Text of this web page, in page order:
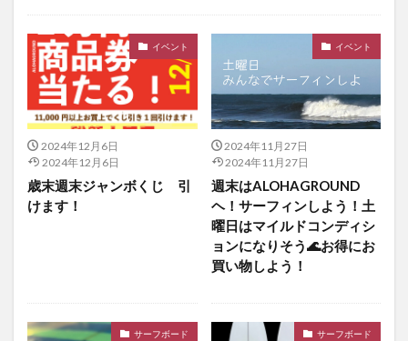
イベント
サーフィンスクール
イベント
2024年12月6日
2024年12月6日
歳末週末ジャンボくじ 引
けます！
イベント
2024年11月27日
2024年11月27日
週末はALOHAGROUND
ヘ！サーフィンしよう！土
曜日はマイルドコンディシ
ョンになりそう🌊お得にお
買い物しよう！
サーフボード サーフボード